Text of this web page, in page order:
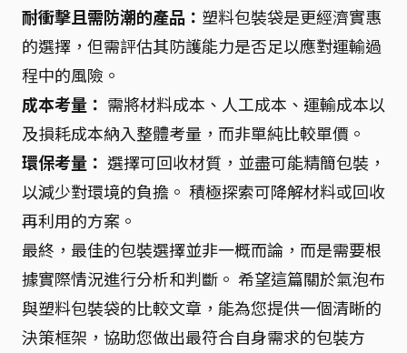
耐衝擊且需防潮的產品： 塑料包裝袋是更經濟實惠
的選擇，但需評估其防護能力是否足以應對運輸過
程中的風險。
成本考量： 需將材料成本、人工成本、運輸成本以
及損耗成本納入整體考量，而非單純比較單價。
環保考量： 選擇可回收材質，並盡可能精簡包裝，
以減少對環境的負擔。 積極探索可降解材料或回收
再利用的方案。
最終，最佳的包裝選擇並非一概而論，而是需要根
據實際情況進行分析和判斷。 希望這篇關於氣泡布
與塑料包裝袋的比較文章，能為您提供一個清晰的
決策框架，協助您做出最符合自身需求的包裝方